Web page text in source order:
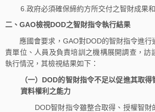
6.政府必須確保締約方所交付之智財成果
二、GAO檢視DOD之智財指令執行結果
應國會要求，GAO對DOD的智財指令進行
責單位、人員及負責培訓之機構展開調查，訪
執行情況，其檢視結果如下：
（一）DOD的智財指令不足以促進其取
資料權利之能力
DOD智財指令雖整合取得、授權智財